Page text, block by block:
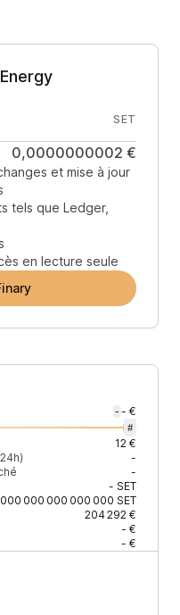
SET
0,0000000002 €
et mise à jour
tels que Ledger,
en lecture seule
- - €
#
12 €
-
-
- SET
000 000 000 000 000 SET
204 292 €
- €
- €